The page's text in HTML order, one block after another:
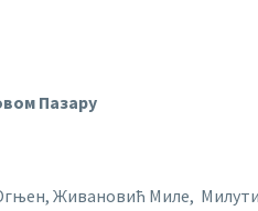
Пазару
Живановић Миле,